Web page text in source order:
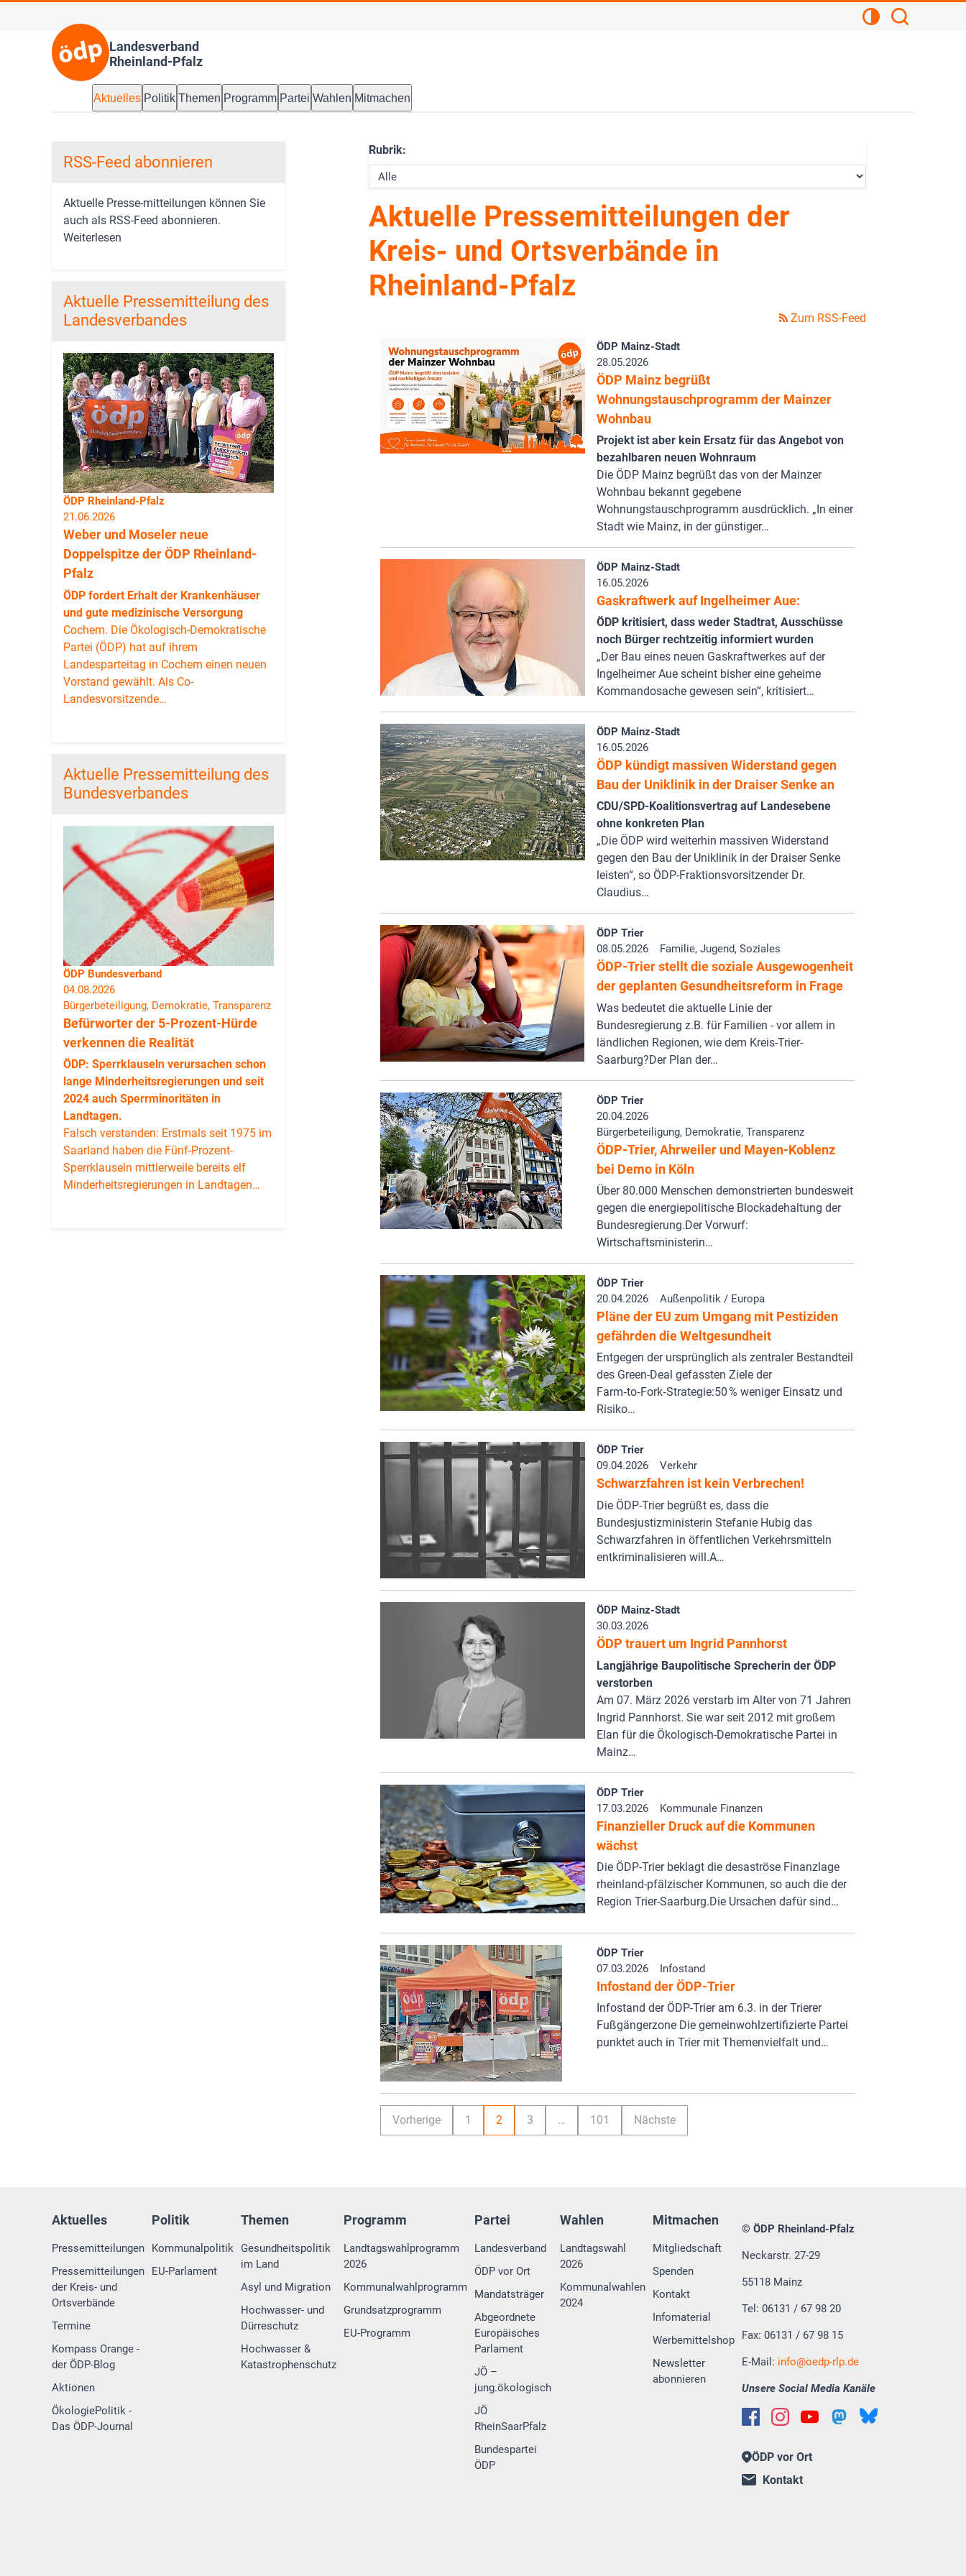
Landesverband
Rheinland-Pfalz
Kontrastansicht
Aktuelles Politik Themen Programm Partei Wahlen Mitmachen
Rubrik:
Aktuelle Pressemitteilungen der
Kreis- und Ortsverbände in
Rheinland-Pfalz
Zum RSS-Feed
ÖDP Mainz-Stadt
28.05.2026
ÖDP Mainz begrüßt
Wohnungstauschprogramm der Mainzer
Wohnbau
Projekt ist aber kein Ersatz für das Angebot von
bezahlbaren neuen Wohnraum
Die ÖDP Mainz begrüßt das von der Mainzer
Wohnbau bekannt gegebene
Wohnungstauschprogramm ausdrücklich. „In einer
Stadt wie Mainz, in der günstiger…
ÖDP Mainz-Stadt
16.05.2026
Gaskraftwerk auf Ingelheimer Aue:
ÖDP kritisiert, dass weder Stadtrat, Ausschüsse
noch Bürger rechtzeitig informiert wurden
„Der Bau eines neuen Gaskraftwerkes auf der
Ingelheimer Aue scheint bisher eine geheime
Kommandosache gewesen sein“, kritisiert…
ÖDP Mainz-Stadt
16.05.2026
ÖDP kündigt massiven Widerstand gegen
Bau der Uniklinik in der Draiser Senke an
CDU/SPD-Koalitionsvertrag auf Landesebene
ohne konkreten Plan
„Die ÖDP wird weiterhin massiven Widerstand
gegen den Bau der Uniklinik in der Draiser Senke
leisten“, so ÖDP-Fraktionsvorsitzender Dr.
Claudius…
ÖDP Trier
08.05.2026
Familie, Jugend, Soziales
ÖDP-Trier stellt die soziale Ausgewogenheit
der geplanten Gesundheitsreform in Frage
Was bedeutet die aktuelle Linie der
Bundesregierung z.B. für Familien - vor allem in
ländlichen Regionen, wie dem Kreis-Trier-
Saarburg?Der Plan der…
ÖDP Trier
20.04.2026
Bürgerbeteiligung, Demokratie, Transparenz
ÖDP-Trier, Ahrweiler und Mayen-Koblenz
bei Demo in Köln
Über 80.000 Menschen demonstrierten bundesweit
gegen die energiepolitische Blockadehaltung der
Bundesregierung.Der Vorwurf:
Wirtschaftsministerin…
ÖDP Trier
20.04.2026
Außenpolitik / Europa
Pläne der EU zum Umgang mit Pestiziden
gefährden die Weltgesundheit
Entgegen der ursprünglich als zentraler Bestandteil
des Green-Deal gefassten Ziele der
Farm‑to‑Fork‑Strategie:50 % weniger Einsatz und
Risiko…
ÖDP Trier
09.04.2026
Verkehr
Schwarzfahren ist kein Verbrechen!
Die ÖDP-Trier begrüßt es, dass die
Bundesjustizministerin Stefanie Hubig das
Schwarzfahren in öffentlichen Verkehrsmitteln
entkriminalisieren will.A…
ÖDP Mainz-Stadt
30.03.2026
ÖDP trauert um Ingrid Pannhorst
Langjährige Baupolitische Sprecherin der ÖDP
verstorben
Am 07. März 2026 verstarb im Alter von 71 Jahren
Ingrid Pannhorst. Sie war seit 2012 mit großem
Elan für die Ökologisch-Demokratische Partei in
Mainz…
ÖDP Trier
17.03.2026
Kommunale Finanzen
Finanzieller Druck auf die Kommunen
wächst
Die ÖDP-Trier beklagt die desaströse Finanzlage
rheinland-pfälzischer Kommunen, so auch die der
Region Trier-Saarburg.Die Ursachen dafür sind…
ÖDP Trier
07.03.2026
Infostand
Infostand der ÖDP-Trier
Infostand der ÖDP-Trier am 6.3. in der Trierer
Fußgängerzone Die gemeinwohlzertifizierte Partei
punktet auch in Trier mit Themenvielfalt und…
Vorherige 1 2 3 … 101 Nächste
RSS-Feed abonnieren
Aktuelle Presse-mitteilungen können Sie
auch als RSS-Feed abonnieren.
Weiterlesen
Aktuelle Pressemitteilung des
Landesverbandes
ÖDP Rheinland-Pfalz
21.06.2026
Weber und Moseler neue
Doppelspitze der ÖDP Rheinland-
Pfalz
ÖDP fordert Erhalt der Krankenhäuser
und gute medizinische Versorgung
Cochem. Die Ökologisch-Demokratische
Partei (ÖDP) hat auf ihrem
Landesparteitag in Cochem einen neuen
Vorstand gewählt. Als Co-
Landesvorsitzende…
Aktuelle Pressemitteilung des
Bundesverbandes
ÖDP Bundesverband
04.08.2026
Bürgerbeteiligung, Demokratie, Transparenz
Befürworter der 5-Prozent-Hürde
verkennen die Realität
ÖDP: Sperrklauseln verursachen schon
lange Minderheitsregierungen und seit
2024 auch Sperrminoritäten in
Landtagen.
Falsch verstanden: Erstmals seit 1975 im
Saarland haben die Fünf-Prozent-
Sperrklauseln mittlerweile bereits elf
Minderheitsregierungen in Landtagen…
Aktuelles
Pressemitteilungen
Pressemitteilungen
der Kreis- und
Ortsverbände
Termine
Kompass Orange -
der ÖDP-Blog
Aktionen
ÖkologiePolitik -
Das ÖDP-Journal
Politik
Kommunalpolitik
EU-Parlament
Themen
Gesundheitspolitik
im Land
Asyl und Migration
Hochwasser- und
Dürreschutz
Hochwasser &
Katastrophenschutz
Programm
Landtagswahlprogramm
2026
Kommunalwahlprogramm
Grundsatzprogramm
EU-Programm
Partei
Landesverband
ÖDP vor Ort
Mandatsträger
Abgeordnete
Europäisches
Parlament
JÖ –
jung.ökologisch
JÖ
RheinSaarPfalz
Bundespartei
ÖDP
Wahlen
Landtagswahl
2026
Kommunalwahlen
2024
Mitmachen
Mitgliedschaft
Spenden
Kontakt
Infomaterial
Werbemittelshop
Newsletter
abonnieren
© ÖDP Rheinland-Pfalz
Neckarstr. 27-29
55118 Mainz
Tel: 06131 / 67 98 20
Fax: 06131 / 67 98 15
E-Mail: info oedp-rlp.de
Unsere Social Media Kanäle
ÖDP vor Ort
Kontakt